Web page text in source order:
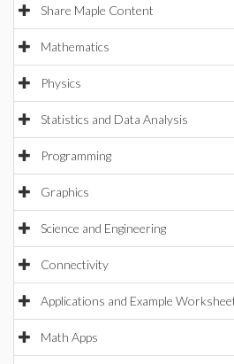
Share Maple Content
Mathematics
Physics
Statistics and Data Analysis
Programming
Graphics
Science and Engineering
Connectivity
Applications and Example
Math Apps